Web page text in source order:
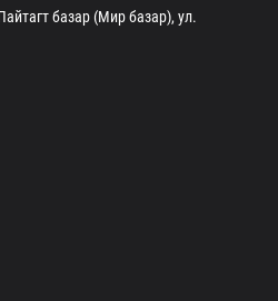
базар (Мир базар), ул.